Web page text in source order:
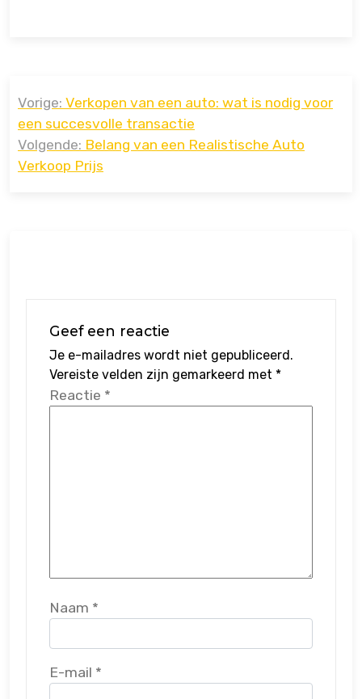
navigatie
Vorige: Verkopen van een auto: wat is nodig voor
een succesvolle transactie
Volgende: Belang van een Realistische Auto
Verkoop Prijs
Geef een reactie
Je e-mailadres wordt niet gepubliceerd.
Vereiste velden zijn gemarkeerd met *
Reactie *
Naam *
E-mail *